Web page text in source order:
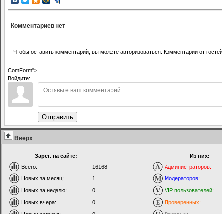
Комментариев нет
Чтобы оставить комментарий, вы можете авторизоваться. Комментарии от
ComForm">
Войдите:
Отправить
Вверх
Зарег. на сайте:
Всего:
16168
Новых за месяц:
1
Новых за неделю:
0
Новых вчера:
0
Из них:
Администраторов:
Модераторов:
VIP пользователей:
Проверенных: